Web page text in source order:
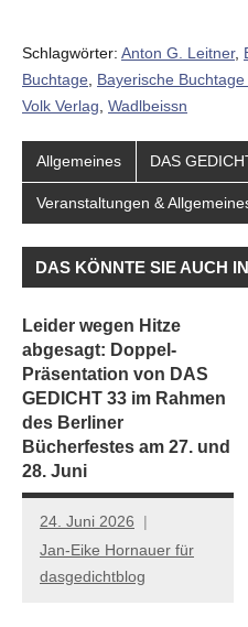
Schlagwörter: Anton G. Leitner,
Buchtage
Bayerische Buchtage
Volk Verlag Wadlbeissn
Allgemeines DAS
Veranstaltungen &
DAS KÖNNTE SIE AUCH
Leider wegen Hitze
abgesagt: Doppel-
Präsentation von DAS
GEDICHT 33 im Rahmen
des Berliner
Bücherfestes am 27. und
28. Juni
24. Juni 2026
Jan-Eike Hornauer für
dasgedichtblog